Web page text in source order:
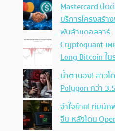
Mastercard ปิด
บริการโครงสร้า
พันล้านดอลลาร์
Cryptoquant เ
Long Bitcoin ใ
น้ำตานอง! สาวโ
Polygon กว่า
จำใจย้าย! ทีมนั
จีน หลังโดน